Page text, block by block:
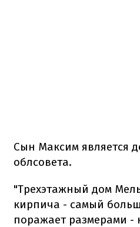
Сын Максим является
облсовета.
"Трехэтажный дом
кирпича - самый
поражает размерами -